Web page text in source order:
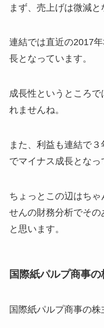
まず、売上げは微減と
連結では直近の2017
長となっています。
成長性というところ
れませんね。
また、利益も連結で
でマイナス成長となっ
ちょっとこの辺はち
せんの財務分析でそ
と思います。
国際紙パルプ商事
国際紙パルプ商事の株